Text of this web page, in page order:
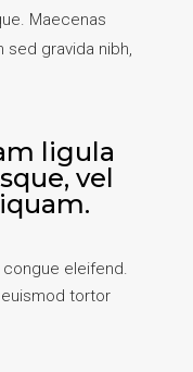
Maecenas
sed gravida nibh,
ligula
vel
eleifend.
tortor